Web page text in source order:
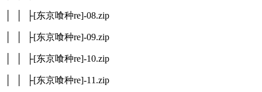
│ │ ├[东京喰种re]-08.zip
│ │ ├[东京喰种re]-09.zip
│ │ ├[东京喰种re]-10.zip
│ │ ├[东京喰种re]-11.zip